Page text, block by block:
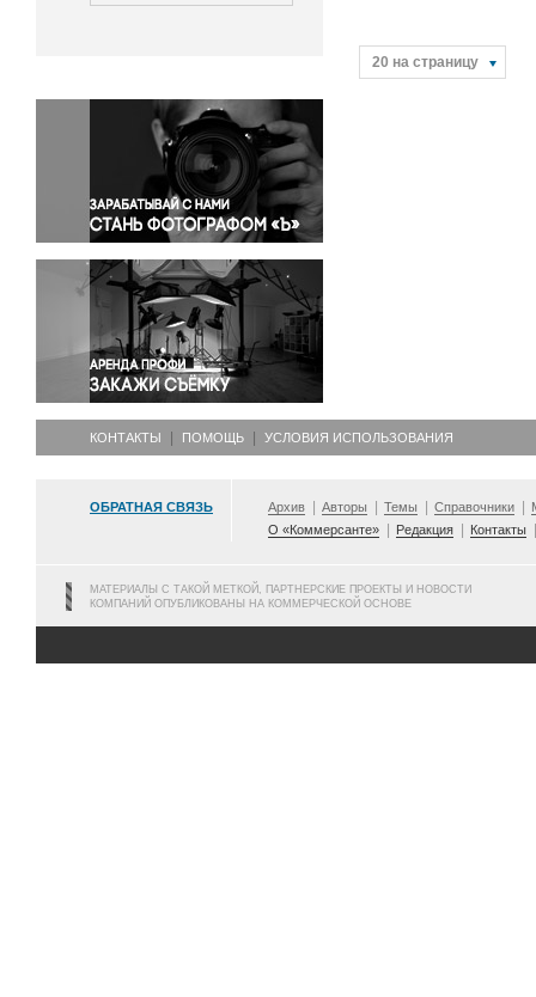
Окружающая среда
Политика
Правосудие
Происшествия и конфликты
Религия
Светская жизнь
Спорт
Экология
Экономика и бизнес
20 на страницу
КОНТАКТЫ ПОМОЩЬ УСЛОВИЯ ИСПОЛЬЗОВАНИЯ
ОБРАТНАЯ СВЯЗЬ Архив Авторы Темы Справочники
О «Коммерсанте»
Редакция Контакты
МАТЕРИАЛЫ С ТАКОЙ МЕТКОЙ, ПАРТНЕРСКИЕ ПРОЕКТЫ И НОВОСТИ
КОМПАНИЙ ОПУБЛИКОВАНЫ НА КОММЕРЧЕСКОЙ ОСНОВЕ